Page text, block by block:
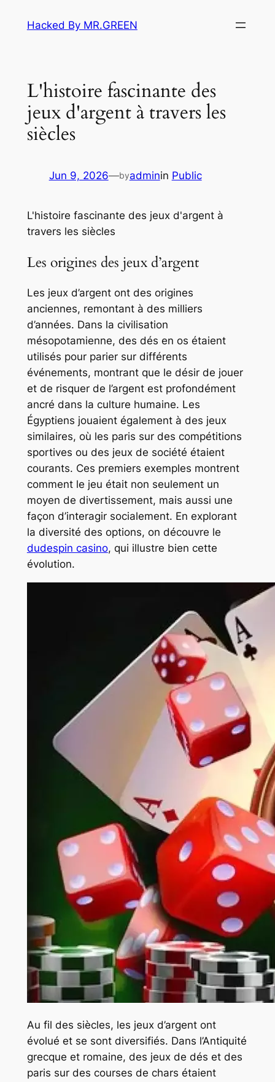
Hacked By MR.GREEN
L'histoire fascinante des
jeux d'argent à travers les
siècles
Jun 9, 2026—byadminin Public
L'histoire fascinante des jeux d'argent à
travers les siècles
Les origines des jeux d’argent
Les jeux d’argent ont des origines
anciennes, remontant à des milliers
d’années. Dans la civilisation
mésopotamienne, des dés en os étaient
utilisés pour parier sur différents
événements, montrant que le désir de jouer
et de risquer de l’argent est profondément
ancré dans la culture humaine. Les
Égyptiens jouaient également à des jeux
similaires, où les paris sur des compétitions
sportives ou des jeux de société étaient
courants. Ces premiers exemples montrent
comment le jeu était non seulement un
moyen de divertissement, mais aussi une
façon d’interagir socialement. En explorant
la diversité des options, on découvre le
dudespin casino, qui illustre bien cette
évolution.
Au fil des siècles, les jeux d’argent ont
évolué et se sont diversifiés. Dans l’Antiquité
grecque et romaine, des jeux de dés et des
paris sur des courses de chars étaient